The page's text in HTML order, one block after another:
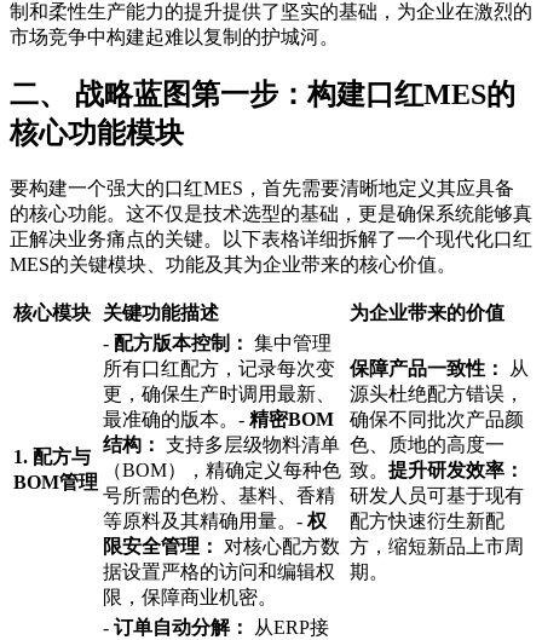
制和柔性生产能力的提升提供了坚实的基础，为企业在激烈的
市场竞争中构建起难以复制的护城河。
二、 战略蓝图第一步：构建口红MES的
核心功能模块
要构建一个强大的口红MES，首先需要清晰地定义其应具备
的核心功能。这不仅是技术选型的基础，更是确保系统能够真
正解决业务痛点的关键。以下表格详细拆解了一个现代化口红
MES的关键模块、功能及其为企业带来的核心价值。
核心模块 关键功能描述 为企业带来的价值
1. 配方与
BOM管理
- 配方版本控制： 集中管理
所有口红配方，记录每次变
更，确保生产时调用最新、
最准确的版本。- 精密BOM
结构： 支持多层级物料清单
（BOM），精确定义每种色
号所需的色粉、基料、香精
等原料及其精确用量。-权
限安全管理：
对核心配方数
据设置严格的访问和编辑权
限，保障商业机密。
保障产品一致性：
从
源头杜绝配方错误，
确保不同批次产品颜
色、质地的高度一
致。 提升研发效率：
研发人员可基于现有
配方快速衍生新配
方，缩短新品上市周
期。
- 订单自动分解：
从ERP接